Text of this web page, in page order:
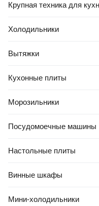
Крупная техника для
Холодильники
Вытяжки
Кухонные плиты
Морозильники
Посудомоечные машины
Настольные плиты
Винные шкафы
Мини-холодильники
РАССРОЧКА 5 ЧАСТЕЙ
Смеситель
код 9.423.679
Узнать о снижении